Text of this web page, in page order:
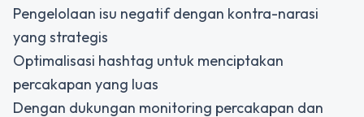
Pengelolaan isu negatif dengan kontra-narasi
yang strategis
Optimalisasi hashtag untuk menciptakan
percakapan yang luas
Dengan dukungan monitoring percakapan dan